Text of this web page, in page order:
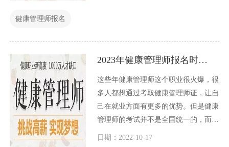
健康管理师报名
2023年健康管理师报名时间是什么时候
这些年健康管理师这个职业很火爆，很
多人都想通过考取健康管理师证，让自
己在就业方面有更多的优势。但是健康
管理师的考试并不是全国统一的，而是
由各个地区，各自安排。因此导致2022
日期：2022-10-17